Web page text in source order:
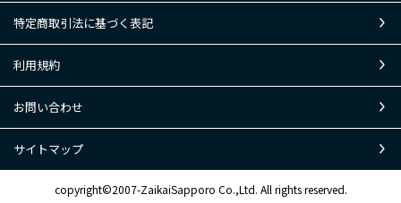
特定商取引法に基づく表記
利用規約
お問い合わせ
サイトマップ
copyright©2007-ZaikaiSapporo Co.,Ltd. All rights reserved.